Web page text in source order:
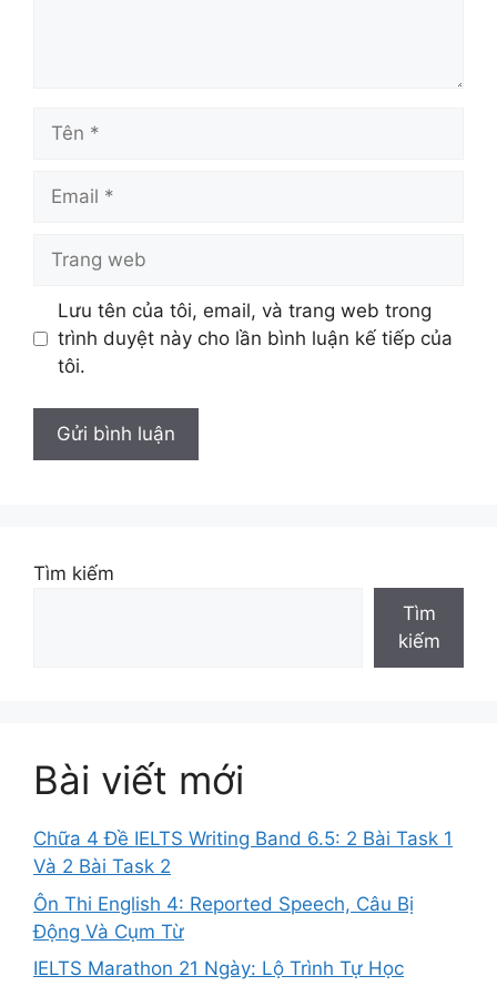
web
Lưu tên của tôi, email, và trang web trong
trình duyệt này cho lần bình luận kế tiếp của
tôi.
Tìm kiếm
Tìm
kiếm
Bài viết mới
Chữa 4 Đề IELTS Writing Band 6.5: 2 Bài Task 1
Và 2 Bài Task 2
Ôn Thi English 4: Reported Speech, Câu Bị
Động Và Cụm Từ
IELTS Marathon 21 Ngày: Lộ Trình Tự Học